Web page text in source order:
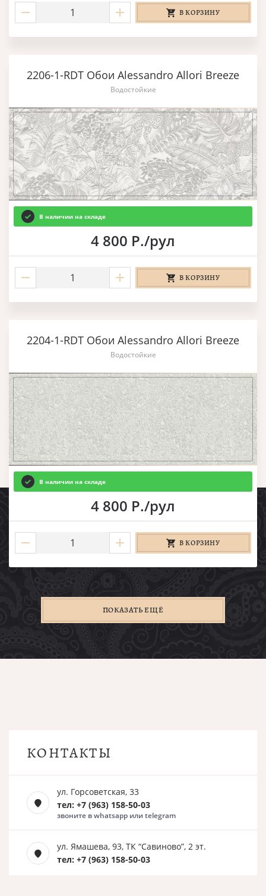
В КОРЗИНУ
2206-1-RDT Обои Alessandro Allori Breeze
Водостойкие
В наличии на складе
4 800 Р./рул
В КОРЗИНУ
2204-1-RDT Обои Alessandro Allori Breeze
Водостойкие
В наличии на складе
4 800 Р./рул
В КОРЗИНУ
ПОКАЗАТЬ ЕЩЁ
КОНТАКТЫ
ул. Горсоветская, 33
тел: +7 (963) 158-50-03
звоните в whatsapp или telegram
ул. Ямашева, 93, ТК “Савиново”, 2 эт.
тел: +7 (963) 158-50-03